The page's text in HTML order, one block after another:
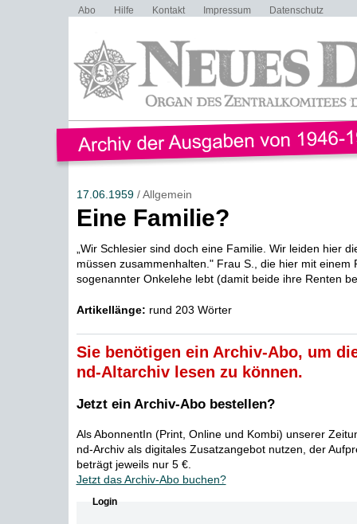
Abo Hilfe Kontakt Impressum Datenschutz
17.06.1959/ Allgemein
Eine Familie?
„Wir Schlesier sind doch eine Familie. Wir leiden hier
müssen zusammenhalten." Frau S., die hier mit einem
sogenannter Onkelehe lebt (damit beide ihre Renten
Artikellänge: rund 203 Wörter
Sie benötigen ein Archiv-Abo, um
nd-Altarchiv lesen zu können.
Jetzt ein Archiv-Abo bestellen?
Als AbonnentIn (Print, Online und Kombi) unserer
nd-Archiv als digitales Zusatzangebot nutzen, der
beträgt jeweils nur 5 €.
Jetzt das Archiv-Abo buchen?
Login